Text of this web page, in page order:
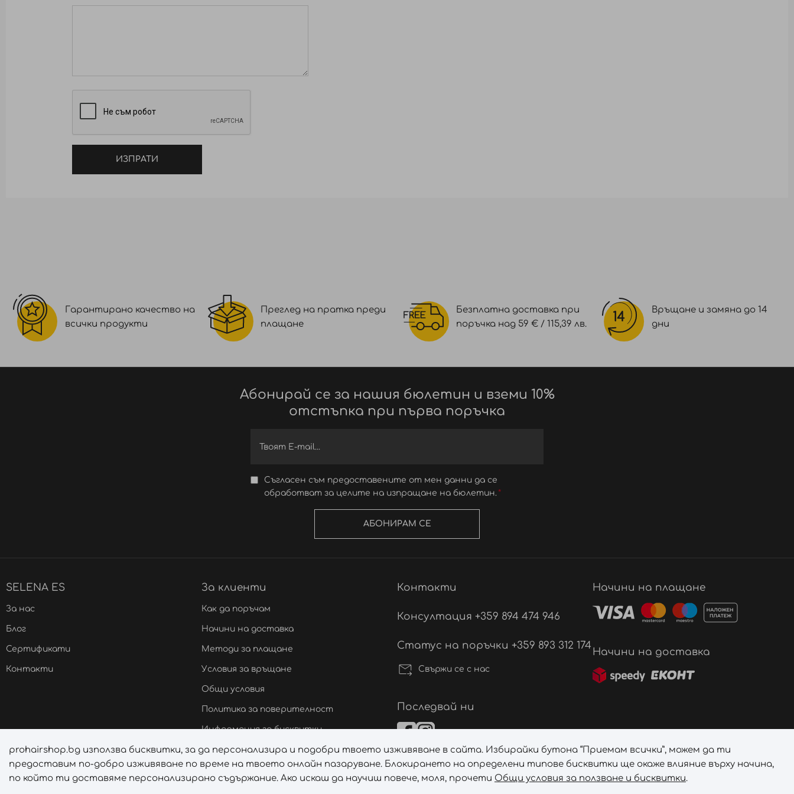
ИЗПРАТИ
Гарантирано качество на
всички продукти
Преглед на пратка преди
плащане
Безплатна доставка при
поръчка над 59 € / 115,39 лв.
Връщане и замяна до 14
дни
Абонирай се за нашия бюлетин и вземи 10%
отстъпка при първа поръчка
Съгласен съм предоставените от мен данни да се
обработват за целите на изпращане на бюлетин.
АБОНИРАМ СЕ
SELENA ES
За нас
Блог
Сертификати
Контакти
За клиенти
Как да поръчам
Начини на доставка
Методи за плащане
Условия за връщане
Общи условия
Политика за поверителност
Информация за бисквитки
Онлайн решаване на спорове
Управление на бисквитките
Контакти
Консултация +359 894 474 946
Статус на поръчки +359 893 312 174
Свържи се с нас
Последвай ни
Начини на плащане
Начини на доставка
prohairshop.bg използва бисквитки, за да персонализира и подобри твоето изживяване в сайта. Избирайки бутона “Приемам всички”, можем да ти
предоставим по-добро изживяване по време на твоето онлайн пазаруване. Блокирането на определени типове бисквитки ще окаже влияние върху начина,
по който ти доставяме персонализирано съдържание. Ако искаш да научиш повече, моля, прочети Общи условия за ползване и бисквитки.